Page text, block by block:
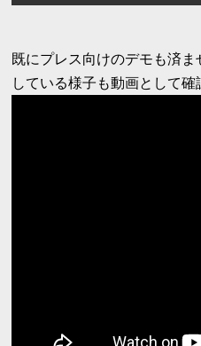
既にプレス向けのデモも済
している様子も動画として確